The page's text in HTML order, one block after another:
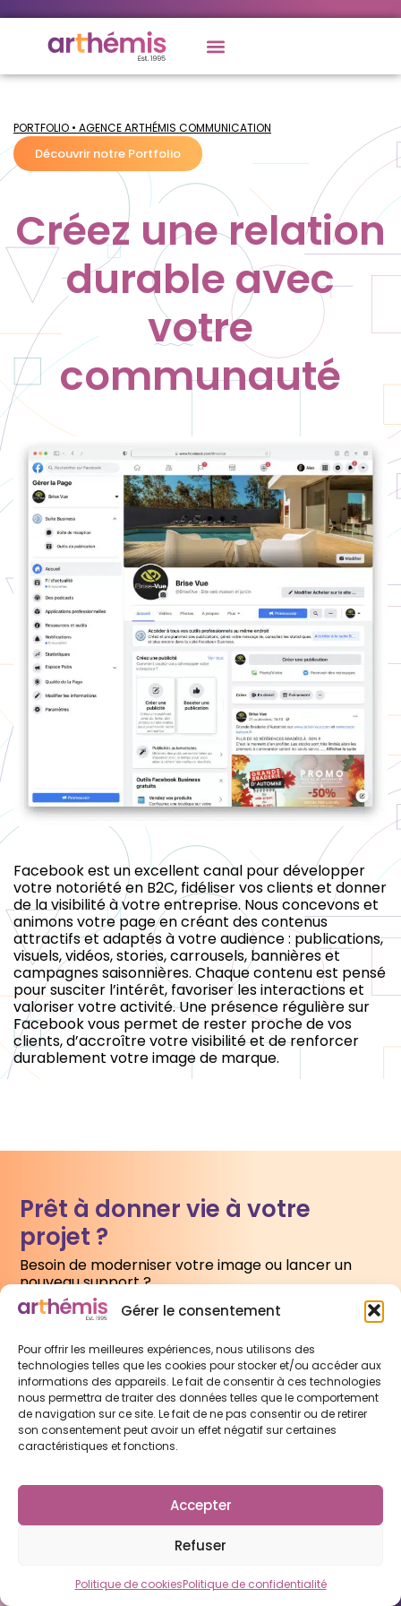
Gérer le consentement
Pour offrir les meilleures expériences, nous utilisons des
technologies telles que les cookies pour stocker et/ou accéder aux
informations des appareils. Le fait de consentir à ces technologies
nous permettra de traiter des données telles que le comportement
de navigation sur ce site. Le fait de ne pas consentir ou de retirer
son consentement peut avoir un effet négatif sur certaines
caractéristiques et fonctions.
Accepter
Refuser
Politique de cookiesPolitique de confidentialité
PORTFOLIO • AGENCE ARTHÉMIS COMMUNICATION
Découvrir notre Portfolio
Créez une relation
durable avec
votre
communauté
Facebook est un excellent canal pour développer
votre notoriété en B2C, fidéliser vos clients et donner
de la visibilité à votre entreprise. Nous concevons et
animons votre page en créant des contenus
attractifs et adaptés à votre audience : publications,
visuels, vidéos, stories, carrousels, bannières et
campagnes saisonnières. Chaque contenu est pensé
pour susciter l’intérêt, favoriser les interactions et
valoriser votre activité. Une présence régulière sur
Facebook vous permet de rester proche de vos
clients, d’accroître votre visibilité et de renforcer
durablement votre image de marque.
Prêt à donner vie à votre
projet ?
Besoin de moderniser votre image ou lancer un
nouveau support ?
L'agencePrestationsPortfolioContact
Politique de cookiesPolitique de confidentialité
Informations
62330 Isbergues – France